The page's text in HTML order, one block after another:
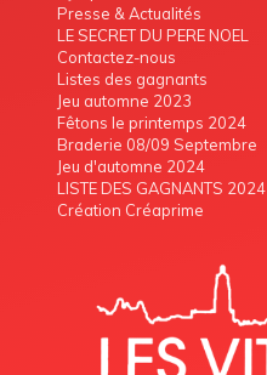
Presse & Actualités
LE SECRET DU PERE NOEL
Contactez-nous
Listes des gagnants
Jeu automne 2023
Fêtons le printemps 2024
Braderie 08/09 Septembre
Jeu d'automne 2024
LISTE DES GAGNANTS 2024
Création Créaprime